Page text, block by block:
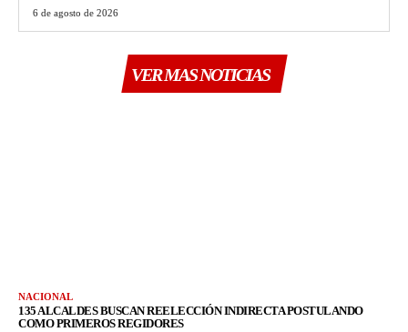
6 de agosto de 2026
VER MAS NOTICIAS
NACIONAL
135 ALCALDES BUSCAN REELECCIÓN INDIRECTA POSTULANDO
COMO PRIMEROS REGIDORES